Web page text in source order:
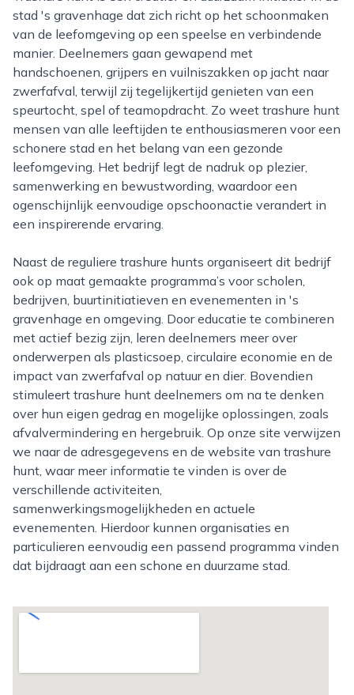
stad 's gravenhage dat zich richt op het schoonmaken
van de leefomgeving op een speelse en verbindende
manier. Deelnemers gaan gewapend met
handschoenen, grijpers en vuilniszakken op jacht naar
zwerfafval, terwijl zij tegelijkertijd genieten van een
speurtocht, spel of teamopdracht. Zo weet trashure hunt
mensen van alle leeftijden te enthousiasmeren voor een
schonere stad en het belang van een gezonde
leefomgeving. Het bedrijf legt de nadruk op plezier,
samenwerking en bewustwording, waardoor een
ogenschijnlijk eenvoudige opschoonactie verandert in
een inspirerende ervaring.
Naast de reguliere trashure hunts organiseert dit bedrijf
ook op maat gemaakte programma’s voor scholen,
bedrijven, buurtinitiatieven en evenementen in 's
gravenhage en omgeving. Door educatie te combineren
met actief bezig zijn, leren deelnemers meer over
onderwerpen als plasticsoep, circulaire economie en de
impact van zwerfafval op natuur en dier. Bovendien
stimuleert trashure hunt deelnemers om na te denken
over hun eigen gedrag en mogelijke oplossingen, zoals
afvalvermindering en hergebruik. Op onze site verwijzen
we naar de adresgegevens en de website van trashure
hunt, waar meer informatie te vinden is over de
verschillende activiteiten,
samenwerkingsmogelijkheden en actuele
evenementen. Hierdoor kunnen organisaties en
particulieren eenvoudig een passend programma vinden
dat bijdraagt aan een schone en duurzame stad.